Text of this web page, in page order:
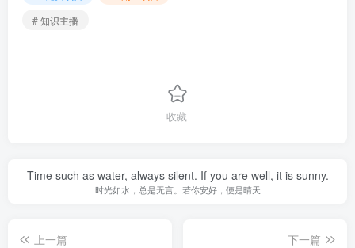
# 知识主播
收藏
Time such as water, always silent. If you are well, it is sunny.
时光如水，总是无言。若你安好，便是晴天
上一篇
下一篇